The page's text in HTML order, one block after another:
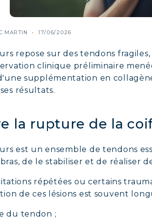
MARTIN 17/06/2026
repose sur des tendons
clinique préliminaire
supplémentation en
résultats.
la rupture de la
est un ensemble de tendons
de le stabiliser et de réaliser
répétées ou certains
de ces lésions est souvent
du tendon ;